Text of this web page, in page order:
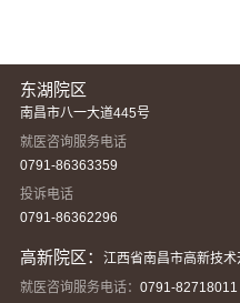
东湖院区
南昌市八一大道445号
就医咨询服务电话
0791-86363359
投诉电话
0791-86362296
高新院区：
江西省南昌市高新技
就医咨询服务电话： 0791-82718011